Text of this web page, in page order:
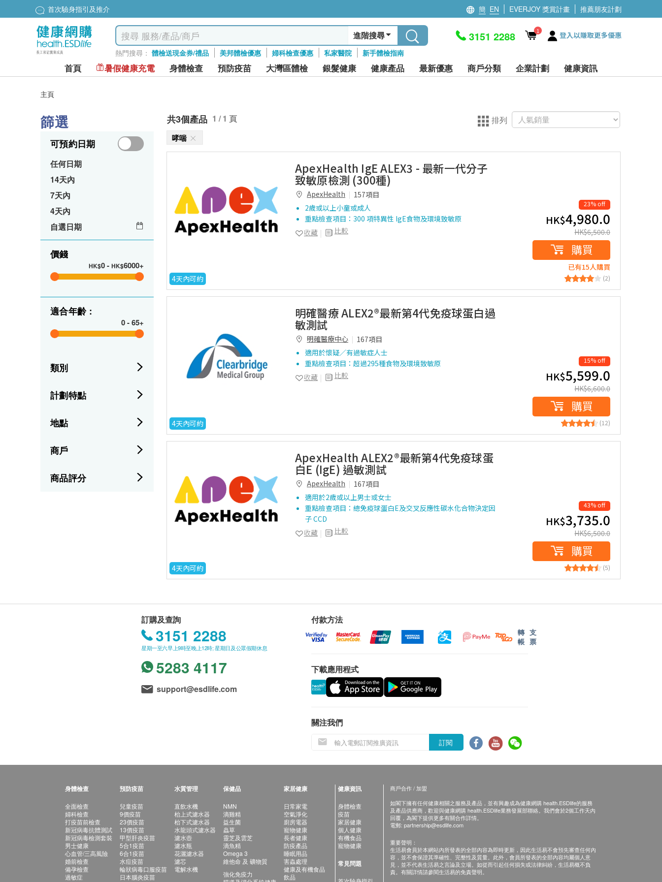
首次驗身指引及推介 簡 EN EVERJOY 獎賞計畫 推薦朋友計劃
進階搜尋
熱門搜尋： 體檢送現金券/禮品 美邦體檢優惠 婦科檢查優惠 私家醫院 新手體檢指南
3151 2288 1 登入以賺取更多優惠
首頁 暑假健康充電 身體檢查 預防疫苗 大灣區體檢 銀髮健康 健康產品 最新優惠 商戶分類 企業計劃 健康資訊
主頁
篩選
可預約日期
任何日期
14天內
7天內
4天內
自選日期
價錢
HK$0- HK$6000+
適合年齡 :
0-65+
類別
計劃特點
地點
商戶
商品評分
共3個產品 1 / 1 頁 排列
哮喘
4天內可約
ApexHealth IgE ALEX3 - 最新一代分子
致敏原檢測 (300種)
ApexHealth
157項目
2歲或以上小童或成人
重點檢查項目：300 項特異性 IgE食物及環境致敏原
比較
收藏
23% off
HK$4,980.0
HK$6,500.0
購買
已有15人購買
(2)
4天內可約
明確醫療 ALEX2®最新第4代免疫球蛋白過
敏測試
明確醫療中心
167項目
適用於懷疑／有過敏症人士
重點檢查項目：超過295種食物及環境致敏原
比較
收藏
15% off
HK$5,599.0
HK$6,600.0
購買
(12)
4天內可約
ApexHealth ALEX2®最新第4代免疫球蛋
白E (IgE) 過敏測試
ApexHealth
167項目
適用於2歲或以上男士或女士
重點檢查項目：總免疫球蛋白E及交叉反應性碳水化合物決定因
子 CCD
比較
收藏
43% off
HK$3,735.0
HK$6,500.0
購買
(5)
訂購及查詢
3151 2288
星期一至六早上9時至晚上12時; 星期日及公眾假期休息
5283 4117
support@esdlife.com
付款方法
轉
帳
支
票
下載應用程式
關注我們
訂閱
身體檢查
全面檢查
婦科檢查
打疫苗前檢查
新冠病毒抗體測試
新冠病毒檢測套裝
男士健康
心血管/三高風險
婚前檢查
備孕檢查
過敏症
預防疫苗
兒童疫苗
9價疫苗
23價疫苗
13價疫苗
甲型肝炎疫苗
5合1疫苗
6合1疫苗
水痘疫苗
輪狀病毒口服疫苗
日本腦炎疫苗
水質管理
直飲水機
枱上式濾水器
枱下式濾水器
水龍頭式濾水器
濾水壺
濾水瓶
花灑濾水器
濾芯
電解水機
保健品
NMN
滴雞精
益生菌
蟲草
靈芝及雲芝
滴魚精
Omega 3
維他命 及 礦物質
強化免疫力
家居健康
日常家電
空氣淨化
廚房電器
寵物健康
長者健康
防疫產品
睡眠用品
害蟲處理
健康及有機食品
飲品
健康資訊
身體檢查
疫苗
家居健康
個人健康
有機食品
寵物健康
常見問題
商戶合作 / 加盟
如閣下擁有任何健康相關之服務及產品，並有興趣成為健康網購 health.ESDlife的服務
及產品供應商，歡迎與健康網購 health.ESDlife業務發展部聯絡。我們會於2個工作天內
回覆，為閣下提供更多有關合作詳情。
電郵: partnership@esdlife.com
重要聲明：
生活易會員於本網站內所發表的全部內容為即時更新，因此生活易不會預先審查任何內
容，並不會保證其準確性、完整性及質量。此外，會員所發表的全部內容均屬個人意
見，並不代表生活易之言論及立場。如從而引起任何損失或法律糾紛，生活易概不負
責。有關詳情請參閱生活易的免責聲明。